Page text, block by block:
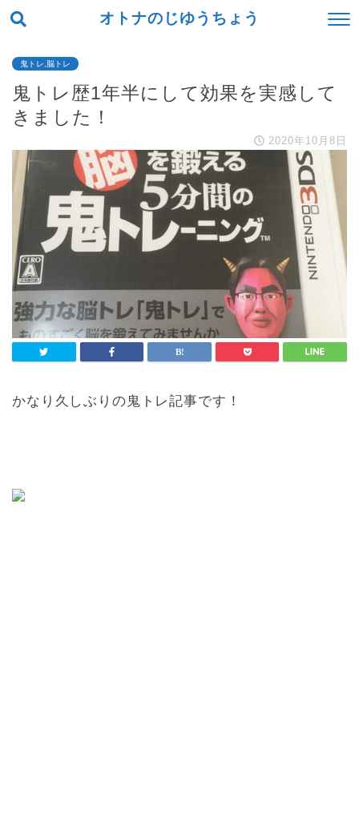
オトナのじゆうちょう
鬼トレ,脳トレ
鬼トレ歴1年半にして効果を実感して
きました！
2020年10月8日
かなり久しぶりの鬼トレ記事です！